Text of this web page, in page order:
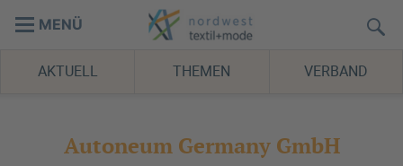
MENÜ
AKTUELL THEMEN VERBAND
Autoneum Germany GmbH